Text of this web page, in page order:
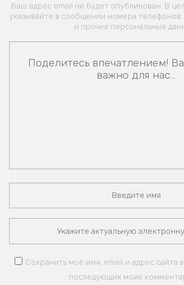
Ваш адрес email не будет опубликован. В
указывайте в сообщении номера телефонов,
и прочие персональные
Сохранить моё имя, email и адрес сайта
последующих моих